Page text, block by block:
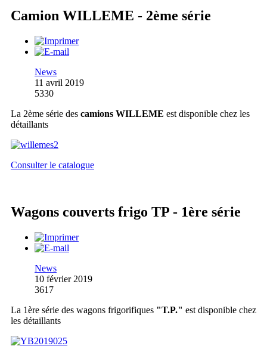
Camion WILLEME - 2ème série
News
11 avril 2019
5330
La 2ème série des camions WILLEME est disponible chez les
détaillants
Consulter le catalogue
Wagons couverts frigo TP - 1ère série
News
10 février 2019
3617
La 1ère série des wagons frigorifiques "T.P." est disponible chez
les détaillants